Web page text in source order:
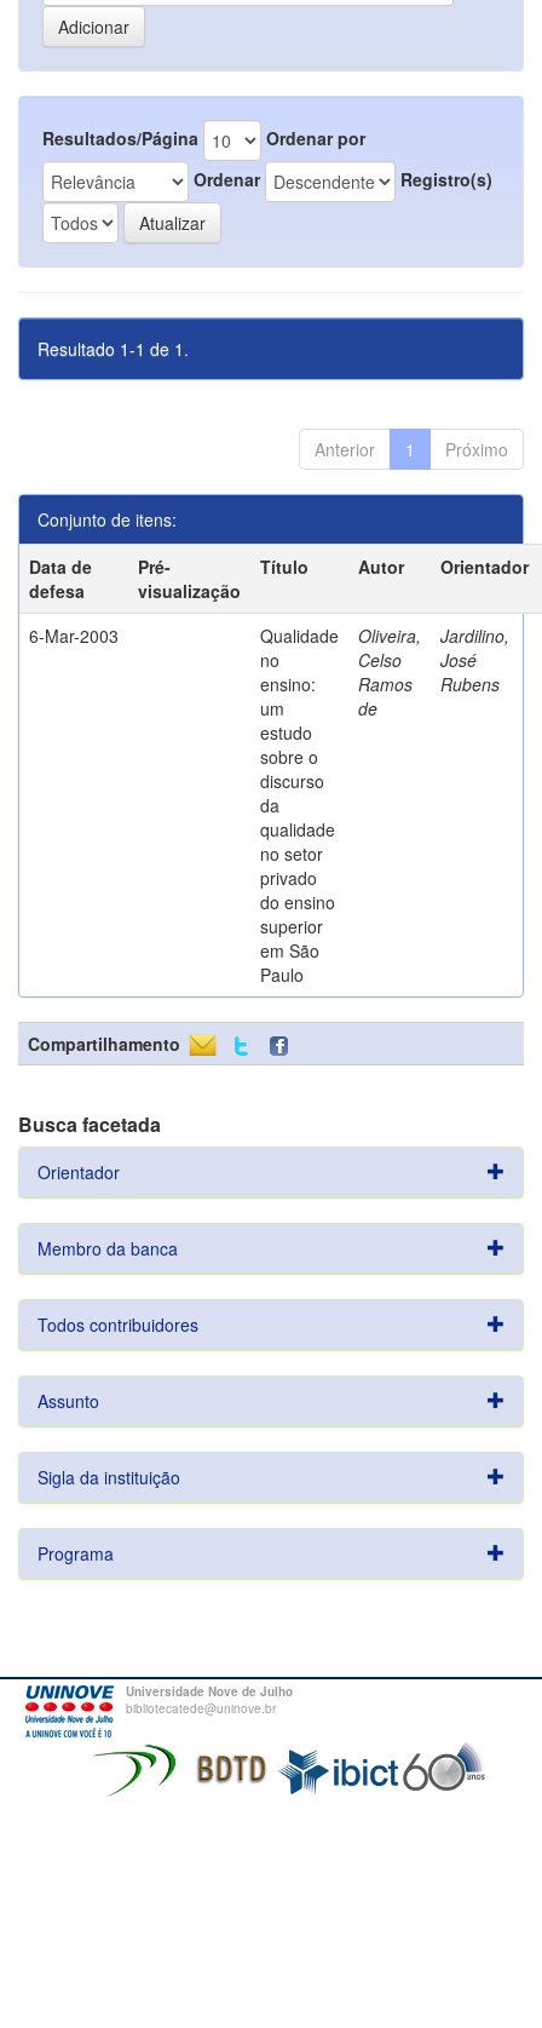
Resultados/Página
Ordenar por
Ordenar
Registro(s)
Resultado 1-1 de 1.
Anterior 1 Próximo
Conjunto de itens:
Data de
defesa
Pré-
visualização
Título Autor Orientador
6-Mar-2003
Qualidade
no
ensino:
um
estudo
sobre o
discurso
da
qualidade
no setor
privado
do ensino
superior
em São
Paulo
Oliveira,
Celso
Ramos
de
Jardilino,
José
Rubens
Compartilhamento
Busca facetada
Orientador
Membro da banca
Todos contribuidores
Assunto
Sigla da instituição
Programa
Universidade Nove de Julho
bibliotecatede@uninove.br